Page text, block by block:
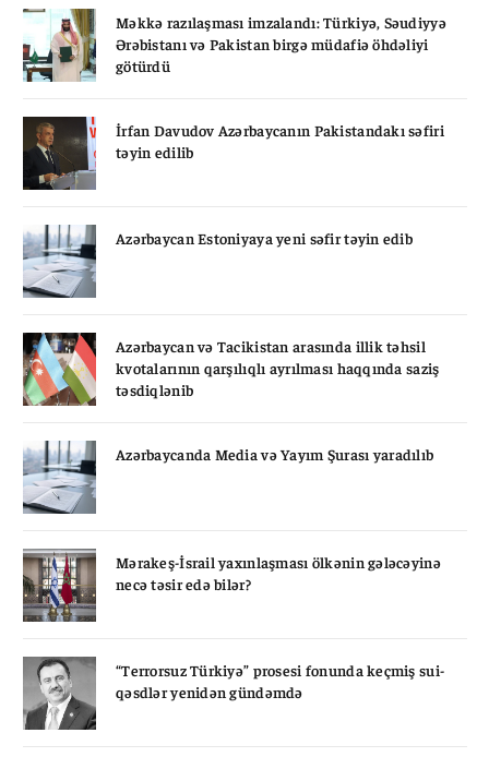
Məkkə razılaşması imzalandı: Türkiyə, Səudiyyə
Ərəbistanı və Pakistan birgə müdafiə öhdəliyi
götürdü
İrfan Davudov Azərbaycanın Pakistandakı səfiri
təyin edilib
Azərbaycan Estoniyaya yeni səfir təyin edib
Azərbaycan və Tacikistan arasında illik təhsil
kvotalarının qarşılıqlı ayrılması haqqında saziş
təsdiqlənib
Azərbaycanda Media və Yayım Şurası yaradılıb
Mərakeş-İsrail yaxınlaşması ölkənin gələcəyinə
necə təsir edə bilər?
“Terrorsuz Türkiyə” prosesi fonunda keçmiş sui-
qəsdlər yenidən gündəmdə